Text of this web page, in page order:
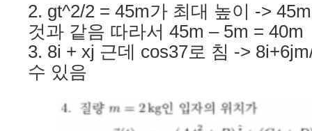
2. gt^2/2 = 45m가 최대 높이 ->
것과 같음 따라서 45m – 5m = 40m
3. 8i + xj 근데 cos37로 침 ->
수 있음